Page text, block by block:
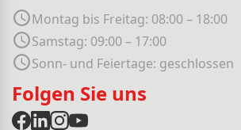
Montag bis Freitag: 08:00 – 18:00
Samstag: 09:00 – 17:00
Sonn- und Feiertage: geschlossen
Folgen Sie uns